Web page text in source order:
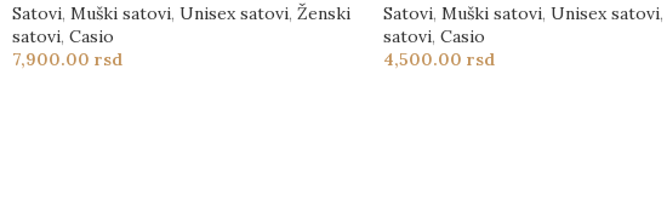
Satovi, Muški satovi, Unisex satovi, Ženski
satovi, Casio
7,900.00 rsd
Satovi, Muški satovi, Unisex satovi,
satovi, Casio
4,500.00 rsd